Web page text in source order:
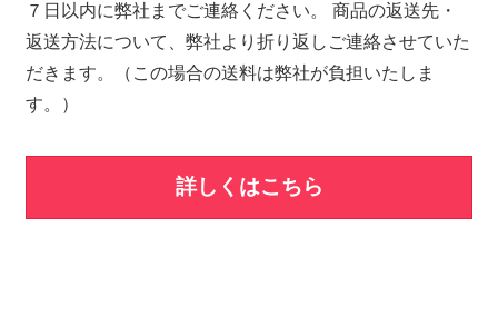
７日以内に弊社までご連絡ください。 商品の返送先・
返送方法について、弊社より折り返しご連絡させていた
だきます。（この場合の送料は弊社が負担いたしま
す。）
詳しくはこちら